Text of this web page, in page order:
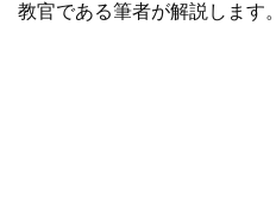
教官である筆者が解説します。